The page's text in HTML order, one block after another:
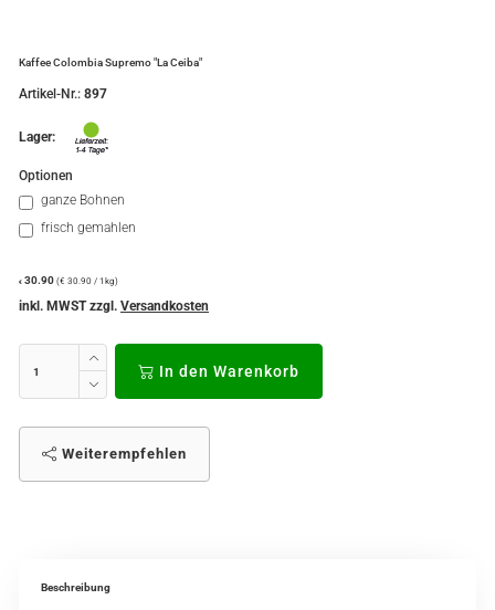
Kaffee Colombia Supremo "La Ceiba"
Artikel-Nr.: 897
Lager:
Optionen
ganze Bohnen
frisch gemahlen
€ 30.90 (€ 30.90 / 1kg)
inkl. MWST zzgl. Versandkosten
In den Warenkorb
Weiterempfehlen
Beschreibung